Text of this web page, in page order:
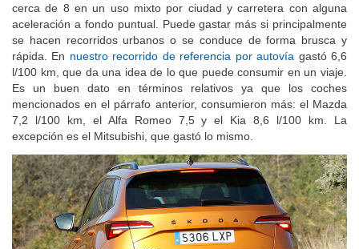
cerca de 8 en un uso mixto por ciudad y carretera con alguna
aceleración a fondo puntual. Puede gastar más si principalmente
se hacen recorridos urbanos o se conduce de forma brusca y
rápida. En nuestro recorrido de referencia por autovía gastó 6,6
l/100 km, que da una idea de lo que puede consumir en un viaje.
Es un buen dato en términos relativos ya que los coches
mencionados en el párrafo anterior, consumieron más: el Mazda
7,2 l/100 km, el Alfa Romeo 7,5 y el Kia 8,6 l/100 km. La
excepción es el Mitsubishi, que gastó lo mismo.